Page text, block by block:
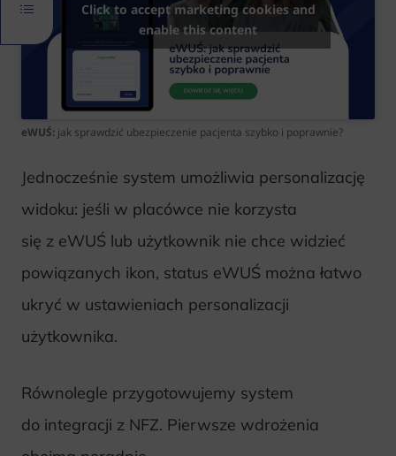
Click to accept marketing cookies and
enable this content
eWUŚ: jak sprawdzić ubezpieczenie pacjenta szybko i poprawnie?
Jednocześnie system umożliwia personalizację
widoku: jeśli w placówce nie korzysta
się z eWUŚ lub użytkownik nie chce widzieć
powiązanych ikon, status eWUŚ można łatwo
ukryć w ustawieniach personalizacji
użytkownika.
Równolegle przygotowujemy system
do integracji z NFZ. Pierwsze wdrożenia